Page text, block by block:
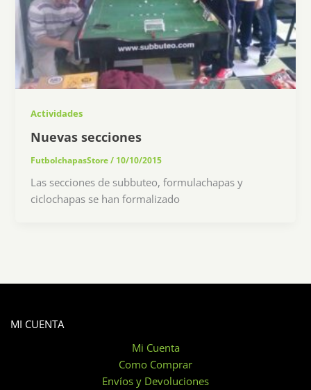
Actividades
Nuevas secciones
FutbolchapasStore/ 10/10/2015
Las secciones de subbuteo, formulachapas y
ciclochapas se han formalizado
MI CUENTA
Mi Cuenta
Como Comprar
Envíos y Devoluciones